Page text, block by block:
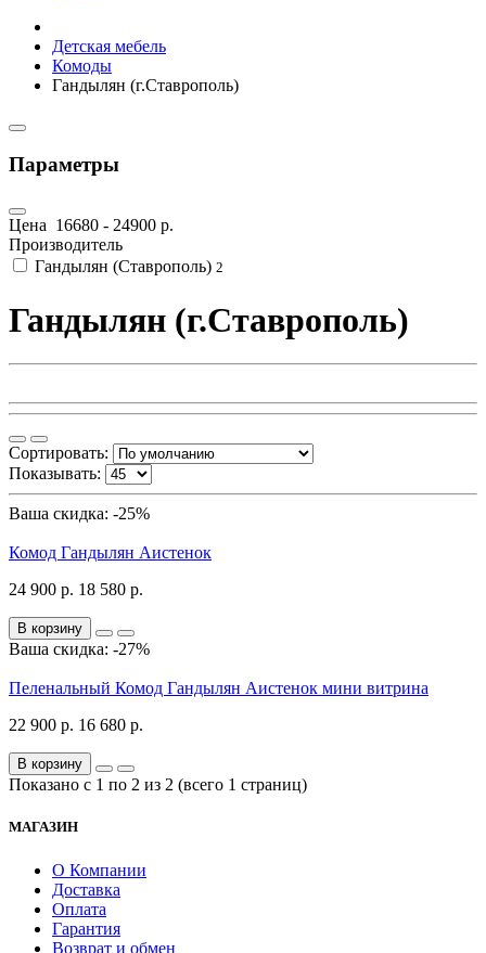
Детская мебель
Комоды
Гандылян (г.Ставрополь)
Параметры
Цена 16680 - 24900 р.
Производитель
Гандылян (Ставрополь) 2
Гандылян (г.Ставрополь)
Сортировать:
Показывать:
Ваша скидка: -25%
Комод Гандылян Аистенок
24 900 р. 18 580 р.
В корзину
Ваша скидка: -27%
Пеленальный Комод Гандылян Аистенок мини витрина
22 900 р. 16 680 р.
В корзину
Показано с 1 по 2 из 2 (всего 1 страниц)
МАГАЗИН
О Компании
Доставка
Оплата
Гарантия
Возврат и обмен